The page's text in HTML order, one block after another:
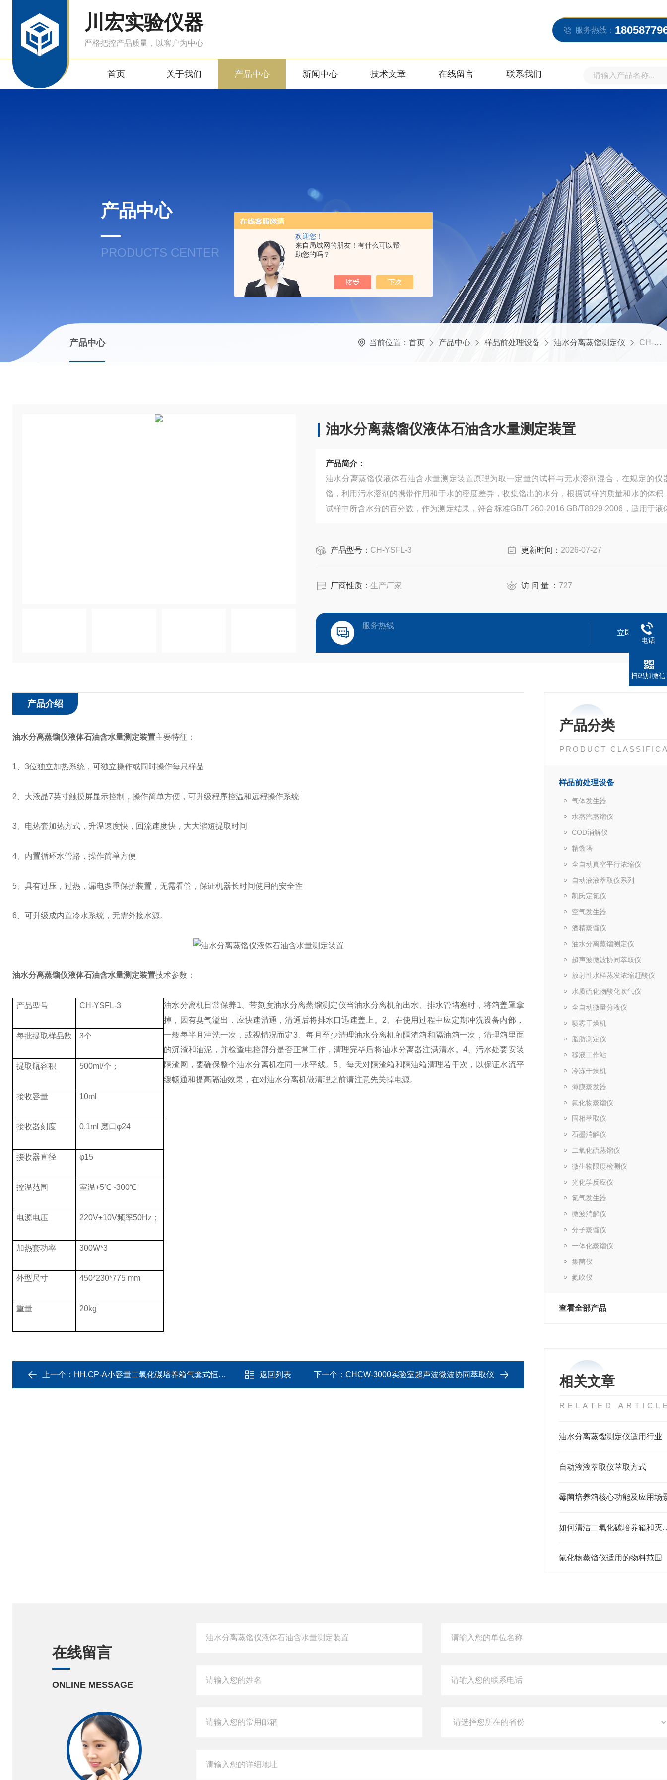
欢迎您！
来自局域网的朋友！有什么可以帮
助您的吗？
川宏实验仪器
严格把控产品质量，以客户为中心
服务热线：
首页 关于我们 产品中心 新闻中心 技术文章 在线留言 联系我们
产品中心
PRODUCTS CENTER
产品中心 当前位置： 首页 产品中心 样品前处理设备 油水分离蒸馏测定仪 CH-YSFL-3油水分离蒸馏仪液体石油含水量测定装置
油水分离蒸馏仪液体石油含水量测定装置
产品简介：
油水分离蒸馏仪液体石油含水量测定装置原理为取一定量的试样与无水溶剂混合，在规定的仪
馏，利用污水溶剂的携带作用和于水的密度差异，收集馏出的水分，根据试样的质量和水的体积
试样中所含水分的百分数，作为测定结果，符合标准GB/T 260-2016 GB/T8929-2006，适用于液
产品型号： CH-YSFL-3 更新时间： 2026-07-27
厂商性质： 生产厂家 访 问 量 ： 727
服务热线
立即咨询
产品分类
PRODUCT
样品前处理设备
气体发生器
水蒸汽蒸馏仪
COD消解仪
精馏塔
全自动真空平行浓缩仪
自动液液萃取仪系列
凯氏定氮仪
空气发生器
酒精蒸馏仪
油水分离蒸馏测定仪
超声波微波协同萃取仪
放射性水样蒸发浓缩赶酸仪
水质硫化物酸化吹气仪
全自动微量分液仪
喷雾干燥机
脂肪测定仪
移液工作站
冷冻干燥机
薄膜蒸发器
氟化物蒸馏仪
固相萃取仪
石墨消解仪
二氧化硫蒸馏仪
微生物限度检测仪
光化学反应仪
氮气发生器
微波消解仪
分子蒸馏仪
一体化蒸馏仪
集菌仪
氮吹仪
查看全部产品
相关文章
RELATED
油水分离蒸馏测定仪适用行业
自动液液萃取仪萃取方式
霉菌培养箱核心功能及应用场
如何清洁二
氟化物蒸馏仪适用的物料范围
产品介绍
油水分离蒸馏仪液体石油含水量测定装置主要特征：
1、3位独立加热系统，可独立操作或同时操作每只样品
2、大液晶7英寸触摸屏显示控制，操作简单方便，可升级程序控温和远程操作系统
3、电热套加热方式，升温速度快，回流速度快，大大缩短提取时间
4、内置循环水管路，操作简单方便
5、具有过压，过热，漏电多重保护装置，无需看管，保证机器长时间使用的安全性
6、可升级成内置冷水系统，无需外接水源。
油水分离蒸馏仪液体石油含水量测定装置技术参数：
产品型号 CH-YSFL-3
每批提取样品数 3个
提取瓶容积 500ml/个；
接收容量 10ml
接收器刻度 0.1ml 磨口φ24
接收器直径 φ15
控温范围 室温+5℃~300℃
电源电压 220V±10V频率50Hz；
加热套功率 300W*3
外型尺寸 450*230*775 mm
重量 20kg
油水分离机日常保养1、带刻度油水分离蒸馏测定仪当油水分离机的出水、排水管堵塞时，将箱盖罩拿
掉，因有臭气溢出，应快速清通，清通后将排水口迅速盖上。 2、在使用过程中应定期冲洗设备内部，
一般每半月冲洗一次，或视情况而定3、每月至少清理油水分离机的隔渣箱和隔油箱一次，清理箱里面
的沉渣和油泥，并检查电控部分是否正常工作，清理完毕后将油水分离器注满清水。 4、污水处要安装
隔渣网，要确保整个油水分离机在同一水平线。 5、每天对隔渣箱和隔油箱清理若干次，以保证水流平
缓畅通和提高隔油效果，在对油水分离机做清理之前请注意先关掉电源。
上一个： HH.CP-A小容量二氧化碳培养箱气套式恒温孵箱 返回列表 下一个： CHCW-3000实验室超声波微波协同萃取仪
在线留言
ONLINE MESSAGE
电话
扫码加微信